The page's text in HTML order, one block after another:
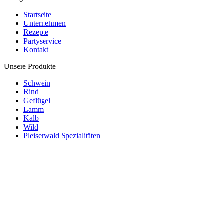
Startseite
Unternehmen
Rezepte
Partyservice
Kontakt
Unsere Produkte
Schwein
Rind
Geflügel
Lamm
Kalb
Wild
Pleiserwald Spezialitäten